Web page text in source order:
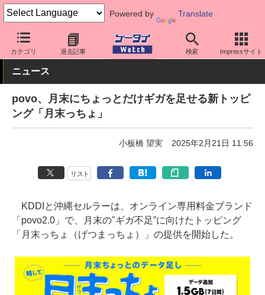
Powered by Translate
カテゴリ 過去記事 検索 Impressサイト
ケータイ Watch キャリア au povo
ニュース
povo、月末にちょっとだけギガを足せる新トッピ
ング「月末っちょ」
小板橋 望実 2025年2月21日 11:56
リスト
KDDIと沖縄セルラーは、オンライン専用料金ブランド
「povo2.0」で、月末の"ギガ不足”に向けたトッピング
「月末っちょ（げつまっちょ）」の提供を開始した。